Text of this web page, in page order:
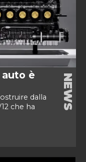
è
dalla
che ha
NEWS